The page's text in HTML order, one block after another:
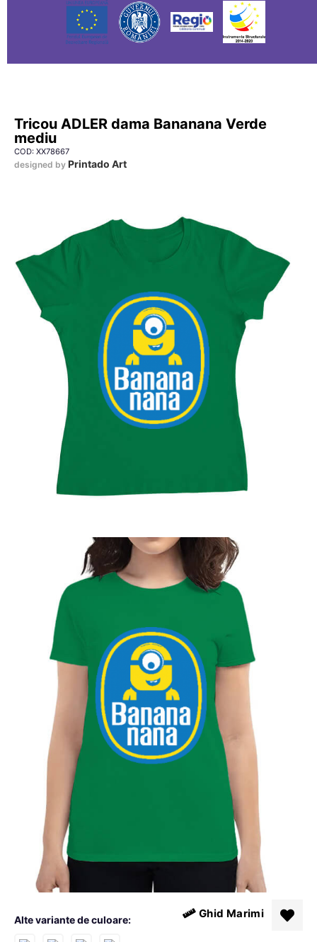
Tricou ADLER dama Bananana Verde
mediu
COD: XX78667
designed by Printado Art
Alte variante de culoare: Ghid Marimi